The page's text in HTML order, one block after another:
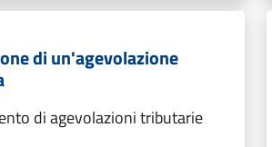
di un'agevolazione
di agevolazioni tributarie